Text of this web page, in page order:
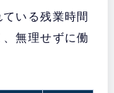
いる残業時間
無理せずに働